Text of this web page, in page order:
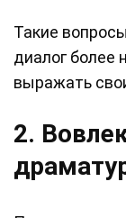
Такие
диалог
выражать
2.